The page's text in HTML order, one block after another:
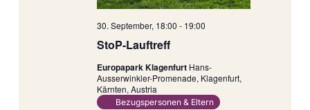
StoP-Lauftreff
30. September, 18:00 - 19:00
Europapark Klagenfurt Hans-
Ausserwinkler-Promenade, Klagenfurt,
Kärnten, Austria
Bezugspersonen & Eltern